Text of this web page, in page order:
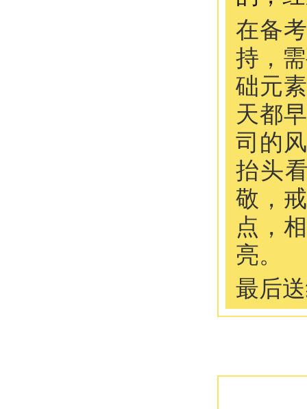
在备
持，
础元
天都
司的
抬头
敬，
点，
亮。
最后